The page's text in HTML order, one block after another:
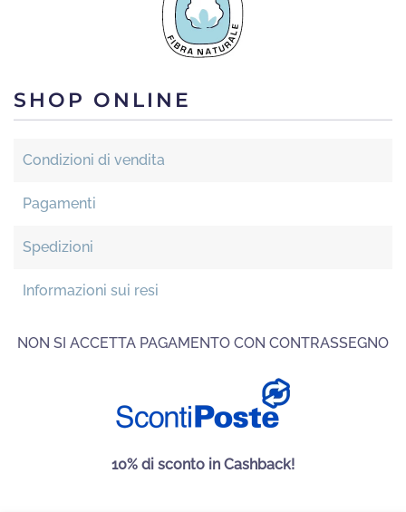
SHOP ONLINE
Condizioni di vendita
Pagamenti
Spedizioni
Informazioni sui resi
NON SI ACCETTA PAGAMENTO CON CONTRASSEGNO
10% di sconto in Cashback!